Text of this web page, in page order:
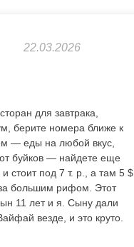
22.03.2026
для завтрака,
берите номера ближе к
— еды на любой вкус,
буйков — найдете еще
стоит под 7 т. р., а там 5 $.
большим рифом. Этот
11 лет и я. Сыну дали
везде, и это круто.